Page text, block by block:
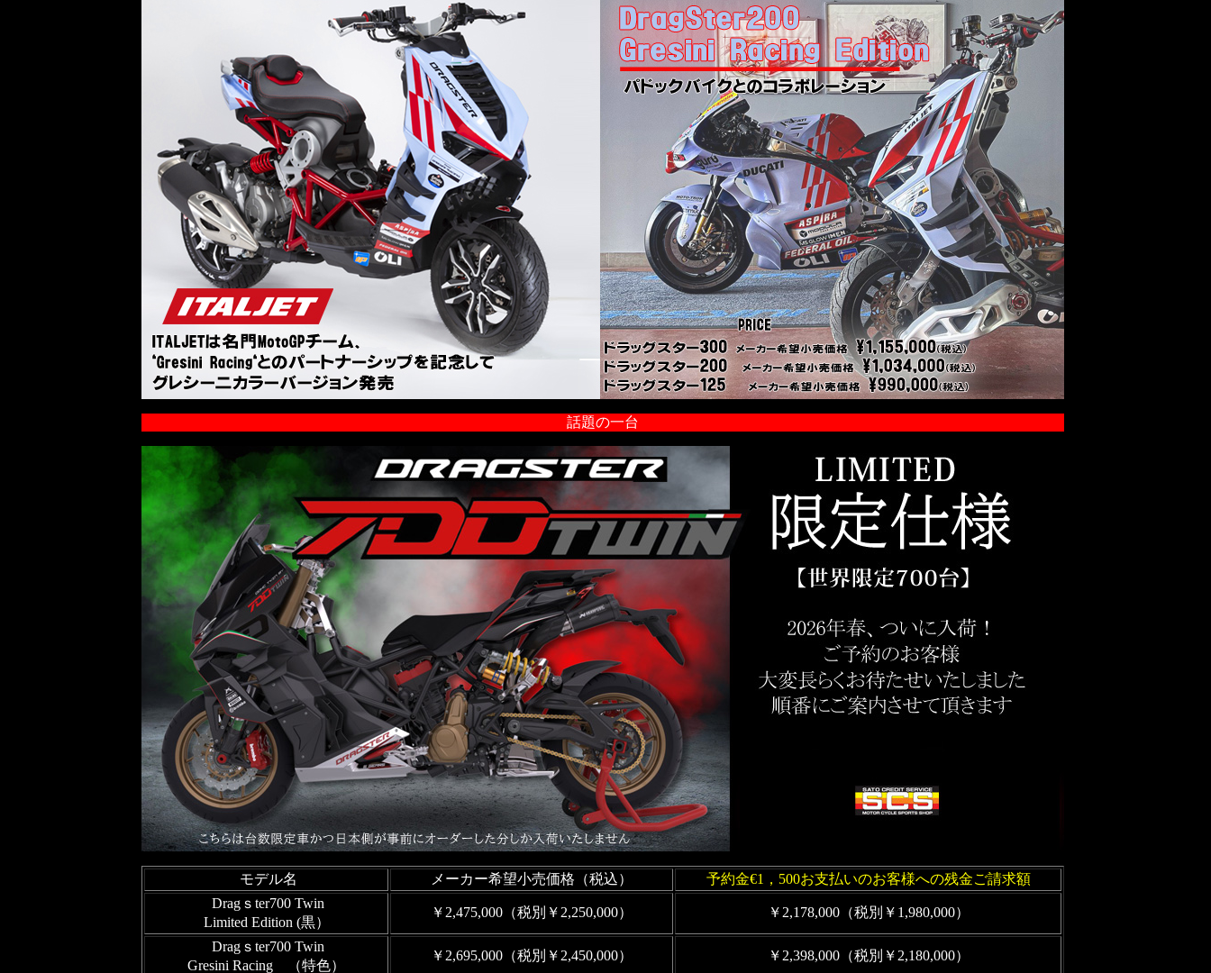
話題の一台
モデル名 メーカー希望小売価格（税込）
予約金€1，500お支払いのお客様への残金ご請求額
Dragｓter700 Twin
Limited Edition (黒）
￥2,475,000（税別￥2,250,000） ￥2,178,000（税別￥1,980,000）
Dragｓter700 Twin
Gresini Racing （特色）
￥2,695,000（税別￥2,450,000） ￥2,398,000（税別￥2,180,000）